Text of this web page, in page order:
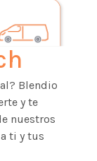
Blendio
y te
nuestros
ti y tus